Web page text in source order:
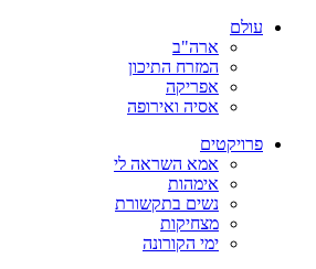
עולם
ארה"ב
המזרח התיכון
אפריקה
אסיה ואירופה
פרויקטים
אמא השראה לי
אימהות
נשים בתקשורת
מצחיקות
ימי הקורונה